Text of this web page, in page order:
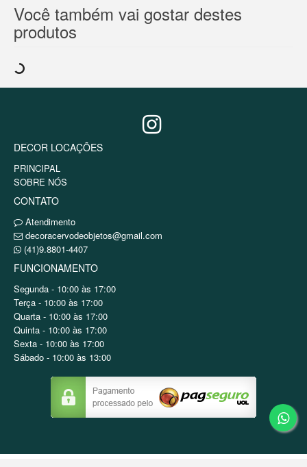
Você também vai gostar destes
produtos
DECOR LOCAÇÕES
PRINCIPAL
SOBRE NÓS
CONTATO
Atendimento
decoracervodeobjetos@gmail.com
(41)9.8801-4407
FUNCIONAMENTO
Segunda - 10:00 às 17:00
Terça - 10:00 às 17:00
Quarta - 10:00 às 17:00
Quinta - 10:00 às 17:00
Sexta - 10:00 às 17:00
Sábado - 10:00 às 13:00